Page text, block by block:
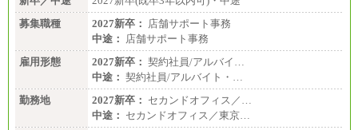
募集職種
2027新卒： 店舗サポート事務
中途： 店舗サポート事務
雇用形態
2027新卒： 契約社員/アルバイ…
中途： 契約社員/アルバイト・…
勤務地
2027新卒： セカンドオフィス／…
中途： セカンドオフィス／東京…